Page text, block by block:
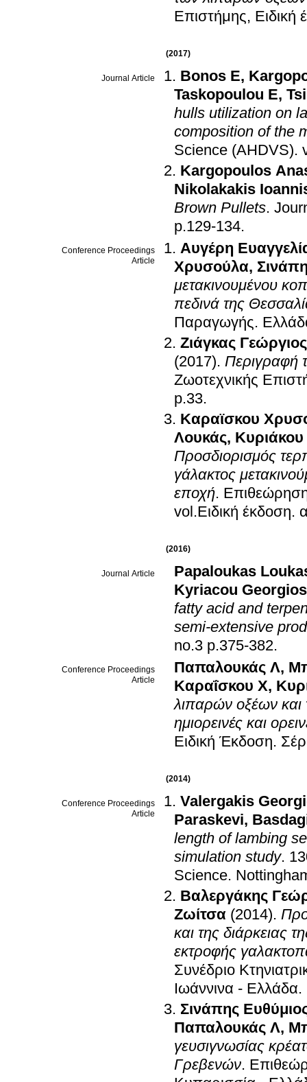
Επιστήμης, Ειδική
(2017)
Journal Article Bonos E,
Taskopoulou E,
hulls utilization on
composition of the
Science (AHDVS).
Kargopoulos
Nikolakakis
Brown Pullets.
p.129-134.
Conference Proceedings
Article
Αυγέρη
Χρυσούλα,
μετακινουμένου
πεδινά της
Παραγωγής.
Ζιάγκας Γεώργιος
(2017). Περιγραφή
Ζωοτεχνικής
p.33.
Καραϊσκου
Λουκάς,
Προσδιορισμός
γάλακτος
εποχή.
(2016)
Journal Article
Papaloukas
Kyriacou Georgios
fatty acid and
semi-extensive
no.3 p.375-382.
Conference Proceedings
Article
Παπαλουκάς Λ,
Καραΐσκου Χ,
λιπαρών οξέων και
ημιορεινές και
Ειδική Έκδοση.
(2014)
Conference Proceedings
Article
Valergakis
Paraskevi,
length of lambing
simulation study.
Science.
Βαλεργάκης
Ζωίτσα (2014).
και της διάρκειας
εκτροφής
Συνέδριο
Ιωάννινα - Ελλάδα.
Σινάπης
Παπαλουκάς Λ,
γευσιγνωσίας
Γρεβενών.